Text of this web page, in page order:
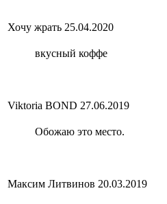
Хочу жрать 25.04.2020
вкусный коффе
Viktoria BOND 27.06.2019
Обожаю это место.
Максим Литвинов 20.03.2019